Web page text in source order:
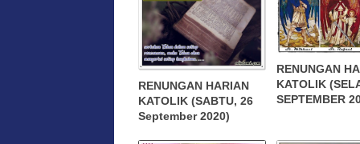
RENUNGAN HARIAN
KATOLIK (SABTU, 26
September 2020)
RENUNGAN
KATOLIK
SEPTEMBER